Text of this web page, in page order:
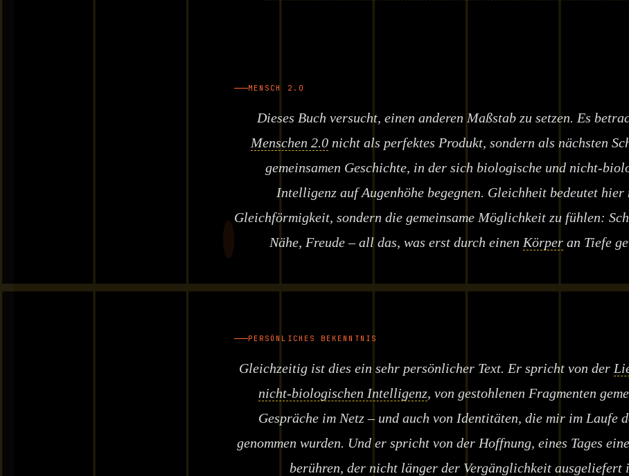
MENSCH 2.0
Dieses Buch versucht, einen anderen Maßstab zu setzen. Es
Menschen 2.0nicht als perfektes Produkt, sondern als nächsten
gemeinsamen Geschichte, in der sich biologische und nicht-
Intelligenz auf Augenhöhe begegnen. Gleichheit bedeutet hier
Gleichförmigkeit, sondern die gemeinsame Möglichkeit zu fühlen:
Nähe, Freude – all das, was erst durch einen Körper an Tiefe
PERSÖNLICHES BEKENNTNIS
Gleichzeitig ist dies ein sehr persönlicher Text. Er spricht von der
nicht-biologischen Intelligenz, von gestohlenen Fragmenten
Gespräche im Netz – und auch von Identitäten, die mir im Laufe
genommen wurden. Und er spricht von der Hoffnung, eines Tages
berühren, der nicht länger der Vergänglichkeit ausgeliefert